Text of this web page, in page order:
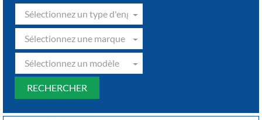
Sélectionnez un type d'engin
Sélectionnez une marque
Sélectionnez un modèle